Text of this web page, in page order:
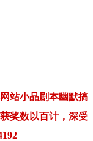
站小品剧本幽默搞
奖数以百计，深受